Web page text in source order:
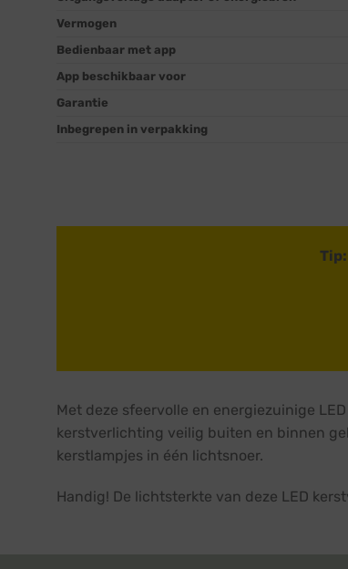
Vermogen
Bedienbaar met app
App beschikbaar voor
Garantie
Inbegrepen in verpakking
Tip:
Met deze sfeervolle en energiezuinige
kerstverlichting veilig buiten en binnen
kerstlampjes in één lichtsnoer.
Handig! De lichtsterkte van deze LED